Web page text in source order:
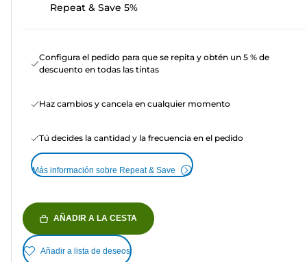
Repeat & Save 5%
Configura el pedido para que se repita y obtén un 5 % de
descuento en todas las tintas
Haz cambios y cancela en cualquier momento
Tú decides la cantidad y la frecuencia en el pedido
Más información sobre Repeat & Save
AÑADIR A LA CESTA
Añadir a lista de deseos